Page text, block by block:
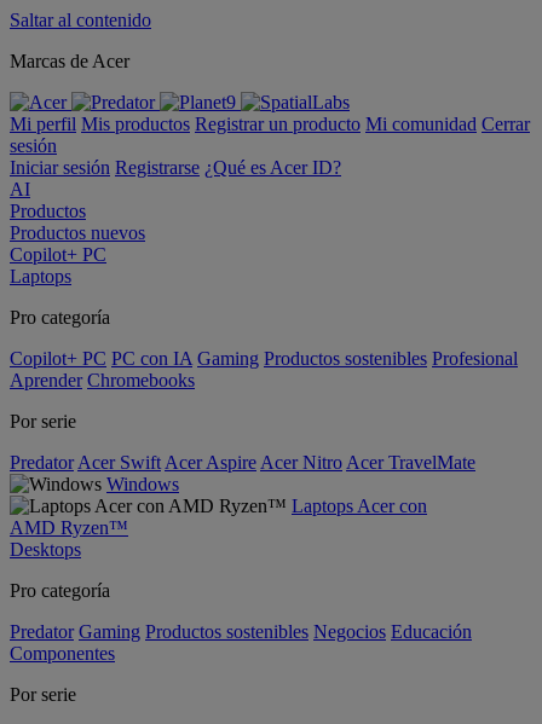
Saltar al contenido
Marcas de Acer
Mi perfil Mis productos Registrar un producto Mi comunidad Cerrar
sesión
Iniciar sesión Registrarse ¿Qué es Acer ID?
AI
Productos
Productos nuevos
Copilot+ PC
Laptops
Pro categoría
Copilot+ PC PC con IA Gaming Productos sostenibles Profesional
Aprender Chromebooks
Por serie
Predator Acer Swift Acer Aspire Acer Nitro Acer TravelMate
Windows
Laptops Acer con
AMD Ryzen™
Desktops
Pro categoría
Predator Gaming Productos sostenibles Negocios Educación
Componentes
Por serie